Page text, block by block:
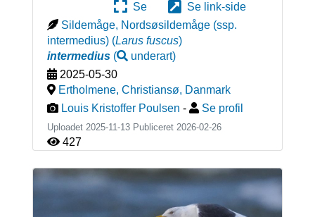
Se
Se link-side
Sildemåge, Nordsøsildemåge (ssp.
intermedius) (Larus fuscus)
intermedius( underart)
2025-05-30
Ertholmene, Christiansø, Danmark
Louis Kristoffer Poulsen - Se profil
Uploadet 2025-11-13 Publiceret 2026-02-26
427